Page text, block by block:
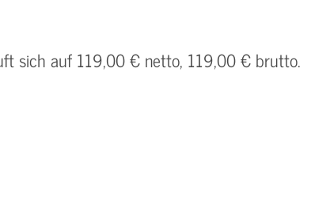
sich auf 119,00 € netto, 119,00 € brutto.